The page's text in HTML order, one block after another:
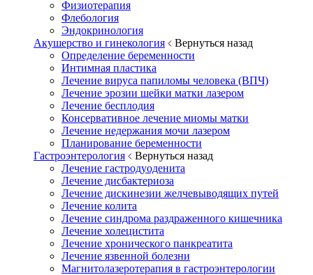
Физиотерапия
Флебология
Эндокринология
Акушерство и гинекология
Вернуться назад
Определение беременности
Интимная пластика
Лечение вируса папиломы человека (ВПЧ)
Лечение эрозии шейки матки лазером
Лечение бесплодия
Консервативное лечение миомы матки
Лечение недержания мочи лазером
Планирование беременности
Гастроэнтерология
Вернуться назад
Лечение гастродуоденита
Лечение дисбактериоза
Лечение дискинезии желчевыводящих путей
Лечение колита
Лечение синдрома раздраженного кишечника
Лечение холецистита
Лечение хронического панкреатита
Лечение язвенной болезни
Магнитолазеротерапия в гастроэнтерологии